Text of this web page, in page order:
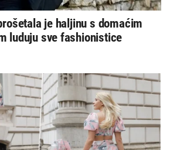
je haljinu s domaćim
luduju sve fashionistice